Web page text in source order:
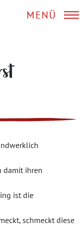
MENÜ
damit ihren
ist die
schmeckt diese